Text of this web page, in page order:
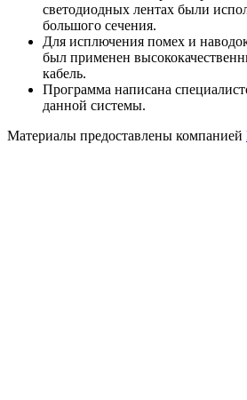
светодиодных лентах были
большого сечения.
Для исплючения помех и
был применен
кабель.
Программа написана
данной системы.
Материалы предоставлены компанией